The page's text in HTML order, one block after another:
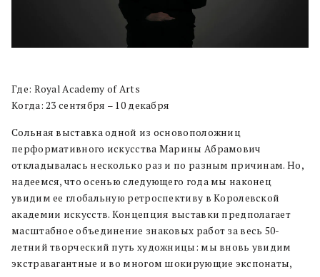
Где: Royal Academy of Arts
Когда: 23 сентября – 10 декабря
Сольная выставка одной из основоположниц
перформативного искусства Марины Абрамович
откладывалась несколько раз и по разным причинам. Но,
надеемся, что осенью следующего года мы наконец
увидим ее глобальную ретроспективу в Королевской
академии искусств. Концепция выставки предполагает
масштабное объединение знаковых работ за весь 50-
летний творческий путь художницы: мы вновь увидим
экстравагантные и во многом шокирующие экспонаты,